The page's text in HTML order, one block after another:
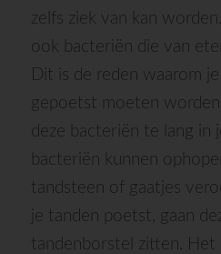
zelfs ziek van kan
ook bacteriën die van
Dit is de reden waarom
gepoetst moeten
deze bacteriën te lang in
bacteriën kunnen
tandsteen of gaatjes
je tanden poetst, gaan
tandenborstel zitten. Het